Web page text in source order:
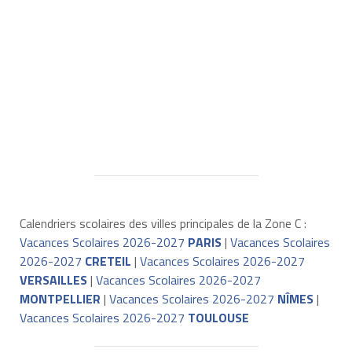
Calendriers scolaires des villes principales de la Zone C :
Vacances Scolaires 2026-2027 PARIS| Vacances Scolaires
2026-2027 CRETEIL | Vacances Scolaires 2026-2027
VERSAILLES| Vacances Scolaires 2026-2027
MONTPELLIER | Vacances Scolaires 2026-2027 NÎMES|
Vacances Scolaires 2026-2027 TOULOUSE